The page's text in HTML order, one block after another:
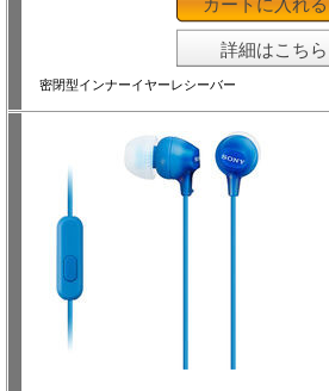
カートに入れる
詳細はこちら
密閉型インナーイヤーレシーバー